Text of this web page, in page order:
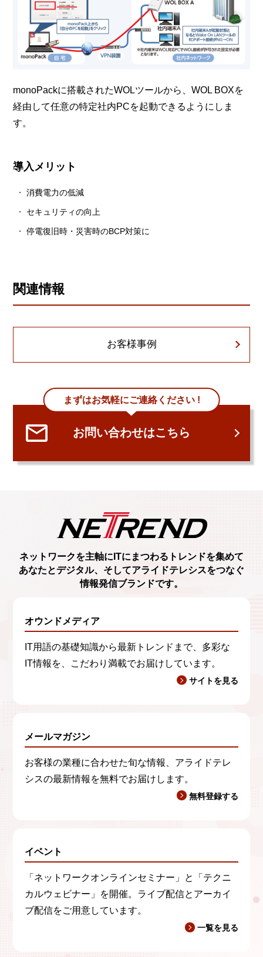
monoPackに搭載されたWOLツールから、WOL BOXを
経由して任意の特定社内PCを起動できるようにしま
す。
導入メリット
消費電力の低減
セキュリティの向上
停電復旧時・災害時のBCP対策に
関連情報
お客様事例
まずはお気軽にご連絡ください !
お問い合わせはこちら
ネットワークを主軸に ITにまつわるトレンドを集めて
あなたとデジタル、 そしてアライドテレシスをつなぐ
情報発信ブランドです。
オウンドメディア
IT用語の基礎知識から最新トレンドまで、多彩な
IT情報を、こだわり満載でお届けしています。
サイトを見る
メールマガジン
お客様の業種に合わせた旬な情報、アライドテレ
シスの最新情報を無料でお届けします。
無料登録する
イベント
「ネットワークオンラインセミナー」と「テクニ
カルウェビナー」を開催。ライブ配信とアーカイ
ブ配信をご用意しています。
一覧を見る